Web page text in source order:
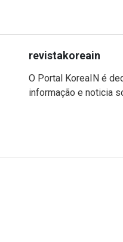
revistakoreain
O Portal KoreaIN é
informação e noticia